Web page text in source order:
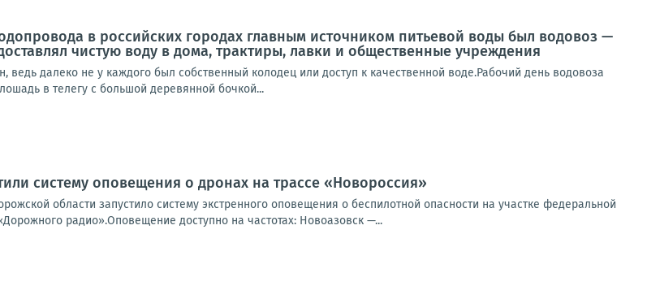
в российских городах главным источником питьевой воды был водовоз —
чистую воду в дома, трактиры, лавки и общественные учреждения
ведь далеко не у каждого был собственный колодец или доступ к качественной воде.Рабочий день водовоза
в телегу с большой деревянной бочкой...
систему оповещения о дронах на трассе «Новороссия»
области запустило систему экстренного оповещения о беспилотной опасности на участке федеральной
радио».Оповещение доступно на частотах: Новоазовск —...